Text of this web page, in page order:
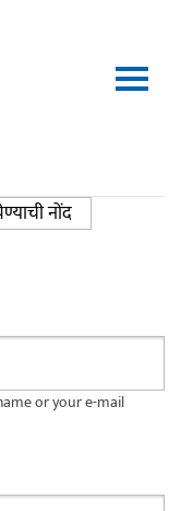
नोंद(active tab)
or your e-mail